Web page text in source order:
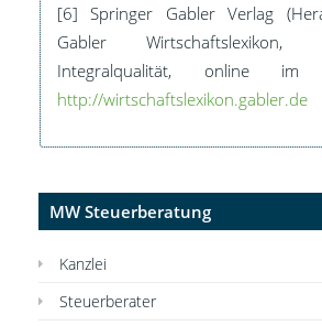
[6] Springer Gabler Verlag
Gabler Wirtschaftslexikon,
Integralqualität, online im
http://wirtschaftslexikon.gabler.de
MW Steuerberatung
Kanzlei
Steuerberater